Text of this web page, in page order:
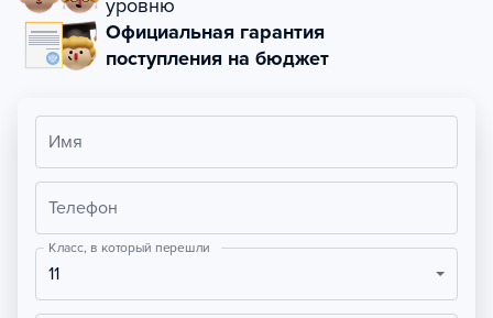
уровню
Официальная гарантия
поступления на бюджет
Имя
Телефон
Класс, в который перешли
11